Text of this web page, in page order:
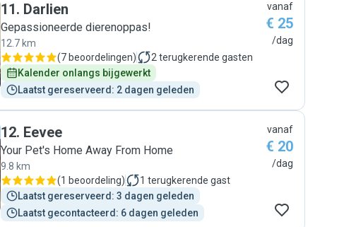
11. Darlien
Gepassioneerde dierenoppas!
12.7 km
(7 beoordelingen) 2 terugkerende gasten
Kalender onlangs bijgewerkt
Laatst gereserveerd: 2 dagen geleden
vanaf
€ 25
/dag
12. Eevee
Your Pet's Home Away From Home
9.8 km
(1 beoordeling) 1 terugkerende gast
Laatst gereserveerd: 3 dagen geleden
Laatst gecontacteerd: 6 dagen geleden
vanaf
€ 20
/dag